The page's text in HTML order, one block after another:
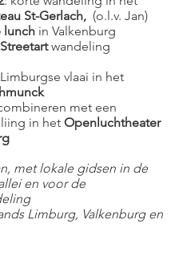
St-Gerlach, (o.l.v. Jan)
lunch in Valkenburg
wandeling
vlaai in het
met een
in het Openluchtheater
met lokale gidsen in de
en voor de
Limburg, Valkenburg en